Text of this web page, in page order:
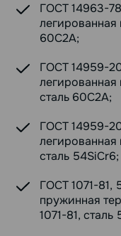
ГОСТ 14963-
60С2А;
ГОСТ 14959-
сталь 60С2А;
ГОСТ 14959-
сталь 54SiCr6;
ГОСТ 1071-81,
пружинная
1071-81, сталь